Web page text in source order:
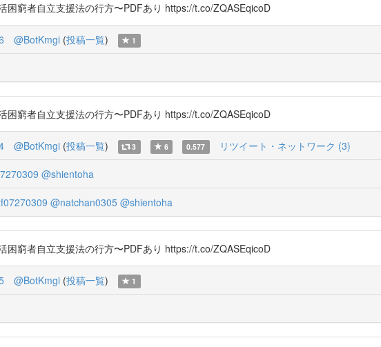
困窮者自立支援法の行方〜PDFあり https://t.co/ZQASEqicoD
@BotKmgi (投稿一覧) 1
困窮者自立支援法の行方〜PDFあり https://t.co/ZQASEqicoD
@BotKmgi (投稿一覧) 3 6 0.577 リツイート・ネットワーク (3)
@shientoha
@natchan0305 @shientoha
困窮者自立支援法の行方〜PDFあり https://t.co/ZQASEqicoD
@BotKmgi (投稿一覧) 1